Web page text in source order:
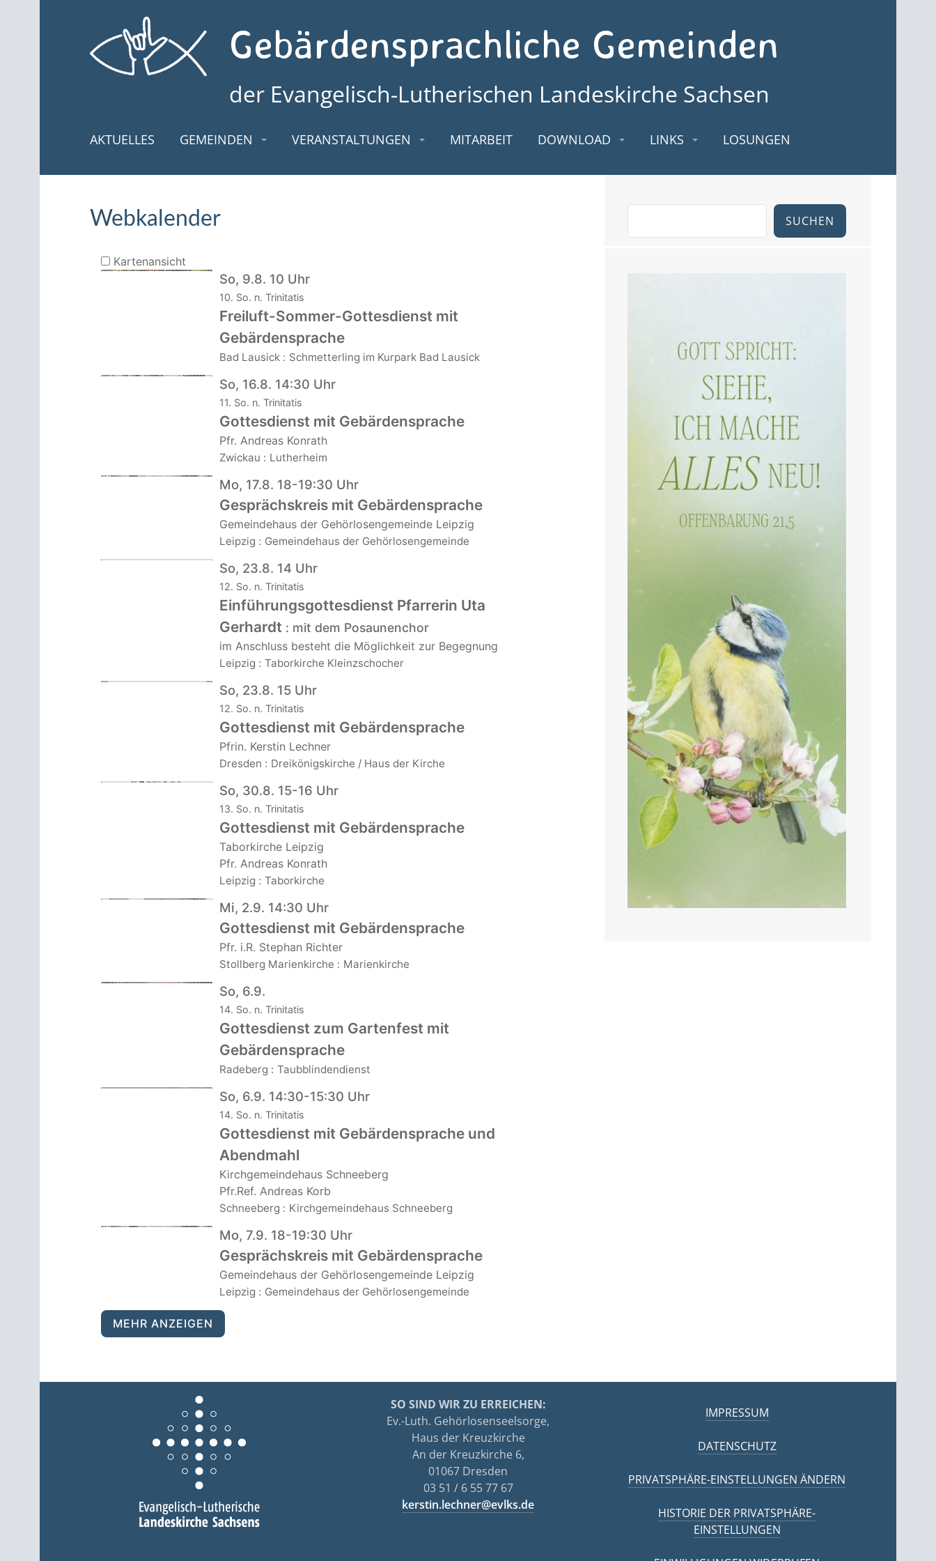
Gebärdensprachliche Gemeinden
der Evangelisch-Lutherischen Landeskirche Sachsen
AKTUELLES GEMEINDEN VERANSTALTUNGEN MITARBEIT DOWNLOAD LINKS LOSUNGEN
Webkalender
Kartenansicht
So, 9.8. 10 Uhr
10. So. n. Trinitatis
Freiluft-Sommer-Gottesdienst mit
Gebärdensprache
Bad Lausick: Schmetterling im Kurpark Bad Lausick
So, 16.8. 14:30 Uhr
11. So. n. Trinitatis
Gottesdienst mit Gebärdensprache
Pfr. Andreas Konrath
Zwickau : Lutherheim
Mo, 17.8. 18-19:30 Uhr
Gesprächskreis mit Gebärdensprache
Gemeindehaus der Gehörlosengemeinde Leipzig
Leipzig : Gemeindehaus der Gehörlosengemeinde
So, 23.8. 14 Uhr
12. So. n. Trinitatis
Einführungsgottesdienst Pfarrerin Uta
Gerhardt : mit dem Posaunenchor
im Anschluss besteht die Möglichkeit zur Begegnung
Leipzig : Taborkirche Kleinzschocher
So, 23.8. 15 Uhr
12. So. n. Trinitatis
Gottesdienst mit Gebärdensprache
Pfrin. Kerstin Lechner
Dresden : Dreikönigskirche / Haus der Kirche
So, 30.8. 15-16 Uhr
13. So. n. Trinitatis
Gottesdienst mit Gebärdensprache
Taborkirche Leipzig
Pfr. Andreas Konrath
Leipzig : Taborkirche
Mi, 2.9. 14:30 Uhr
Gottesdienst mit Gebärdensprache
Pfr. i.R. Stephan Richter
Stollberg Marienkirche : Marienkirche
So, 6.9.
14. So. n. Trinitatis
Gottesdienst zum Gartenfest mit
Gebärdensprache
Radeberg : Taubblindendienst
So, 6.9. 14:30-15:30 Uhr
14. So. n. Trinitatis
Gottesdienst mit Gebärdensprache und
Abendmahl
Kirchgemeindehaus Schneeberg
Pfr.Ref. Andreas Korb
Schneeberg : Kirchgemeindehaus Schneeberg
Mo, 7.9. 18-19:30 Uhr
Gesprächskreis mit Gebärdensprache
Gemeindehaus der Gehörlosengemeinde Leipzig
Leipzig : Gemeindehaus der Gehörlosengemeinde
MEHR ANZEIGEN
SUCHEN
SO SIND WIR ZU ERREICHEN:
Ev.-Luth. Gehörlosenseelsorge,
Haus der Kreuzkirche
An der Kreuzkirche 6,
01067 Dresden
03 51 / 6 55 77 67
kerstin.lechner@evlks.de
IMPRESSUM
DATENSCHUTZ
PRIVATSPHÄRE-EINSTELLUNGEN ÄNDERN
HISTORIE DER PRIVATSPHÄRE-
EINSTELLUNGEN